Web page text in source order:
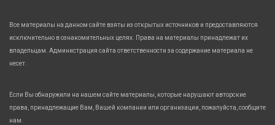
Все материалы на данном сайте взяты из открытых источников и предоставляются
исключительно в ознакомительных целях. Права на материалы принадлежат их
владельцам. Администрация сайта ответственности за содержание материала не
несет.
Если Вы обнаружили на нашем сайте материалы, которые нарушают авторские
права, принадлежащие Вам, Вашей компании или организации, пожалуйста, сообщите
нам.